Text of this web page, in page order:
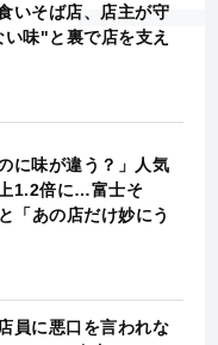
いそば店、店主が守
味"と裏で店を支え
に味が違う？」人気
1.2倍に…富士そ
「あの店だけ妙にう
員に悪口を言われな